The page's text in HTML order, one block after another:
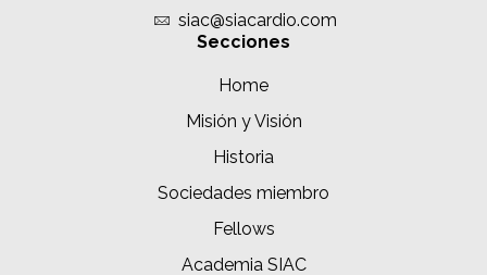
siac@siacardio.com
Secciones
Home
Misión y Visión
Historia
Sociedades miembro
Fellows
Academia SIAC